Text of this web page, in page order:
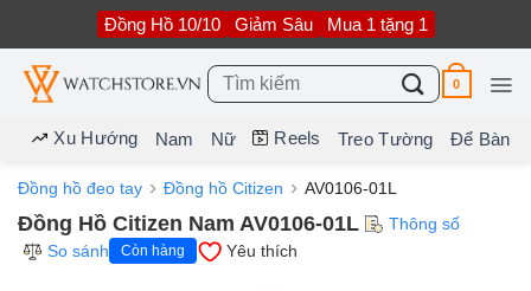
nội
dung
Đồng Hồ 10/10 Giảm Sâu Mua 1 tặng 1
Tìm
kiếm:
0
Xu Hướng Nam Nữ Reels Treo Tường Để Bàn
Đồng hồ đeo tay Đồng hồ Citizen AV0106-01L
Đồng Hồ Citizen Nam AV0106-01L
Thông số
So sánh
Còn hàng Yêu thích